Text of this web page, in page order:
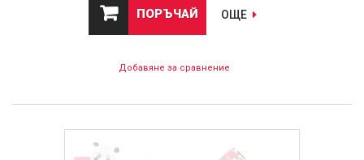
ПОРЪЧАЙ ОЩЕ
Добавяне за сравнение